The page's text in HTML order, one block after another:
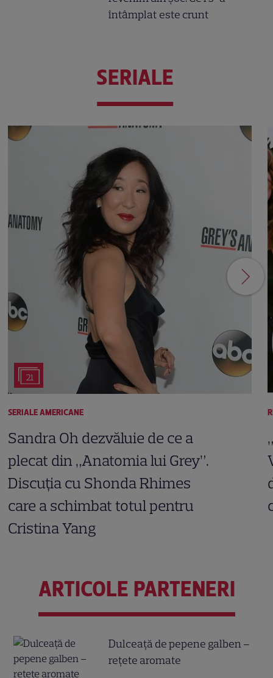
întâmplat este crunt
SERIALE
21
SERIALE AMERICANE
Sandra Oh dezvăluie de ce a
plecat din „Anatomia lui Grey”.
Discuția cu Shonda Rhimes
care a schimbat totul pentru
Cristina Yang
ARTICOLE PARTENERI
Dulceață de pepene galben –
rețete aromate